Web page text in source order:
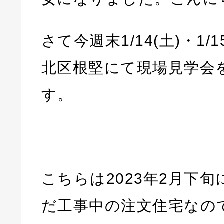
さて今週末1/14(土)・1/
北区根堅にて現場見学会
す。
こちらは2023年2月下旬
だ工事中の注文住宅なの